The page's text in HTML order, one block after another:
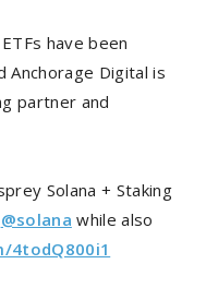
have been
Anchorage Digital is
partner and
Solana + Staking
@solana while also
4todQ800i1